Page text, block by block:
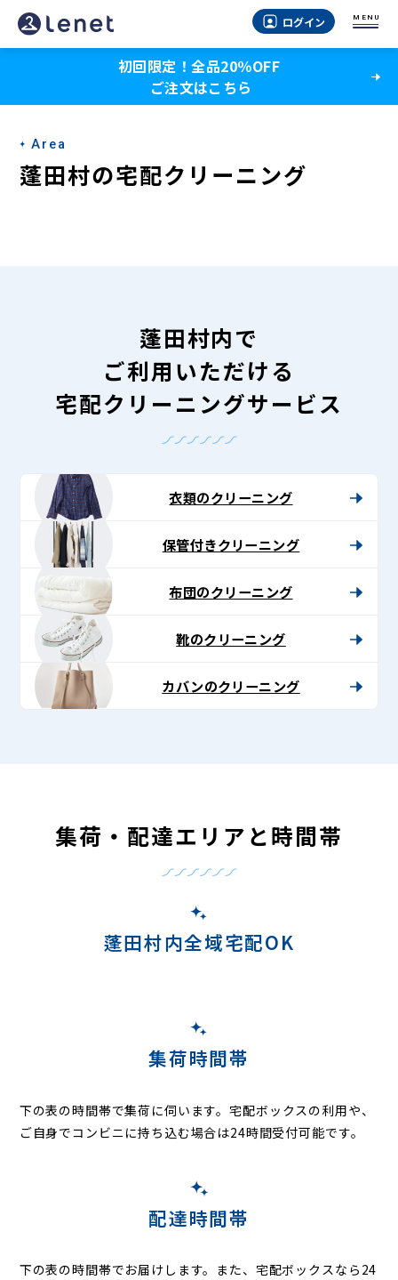
蓬
田
の
宅
配
ト〉
ログイン MENU
初回限定！全品20％OFF
ご注文はこちら
Area
蓬田村の宅配クリーニング
蓬田村内で
ご利用いただける
宅配クリーニングサービス
衣類のクリーニング
保管付きクリーニング
布団のクリーニング
靴のクリーニング
カバンのクリーニング
集荷・配達エリアと時間帯
蓬田村内全域宅配OK
集荷時間帯
下の表の時間帯で集荷に伺います。宅配ボックスの利用や、
ご自身でコンビニに持ち込む場合は24時間受付可能です。
配達時間帯
下の表の時間帯でお届けします。また、宅配ボックスなら24